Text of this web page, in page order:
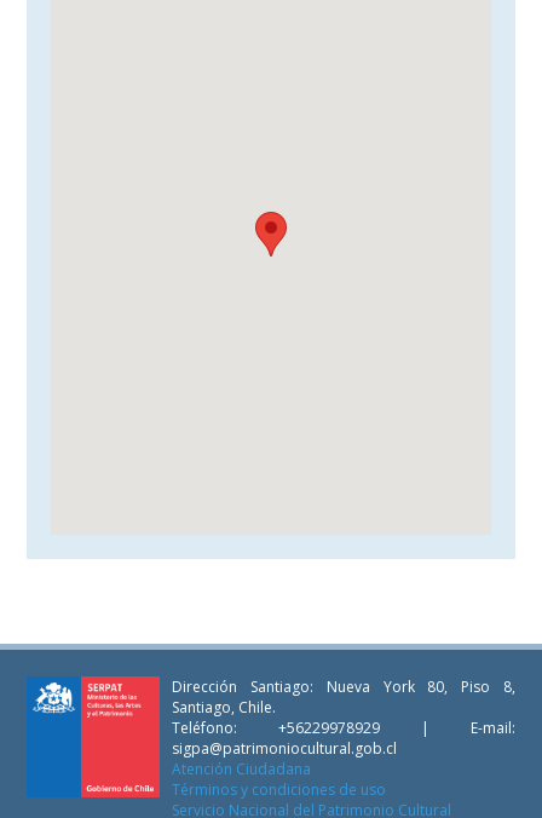
Dirección Santiago: Nueva York 80, Piso 8,
Santiago, Chile.
Teléfono: +56229978929 | E-mail:
sigpa@patrimoniocultural.gob.cl
Atención Ciudadana
Términos y condiciones de uso
Servicio Nacional del Patrimonio Cultural